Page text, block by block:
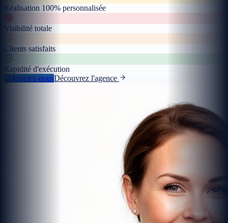
Réalisation 100% personnalisée
Visibilité totale
Clients satisfaits
Rapidité d'exécution
Contactez-nousDécouvrez l'agence